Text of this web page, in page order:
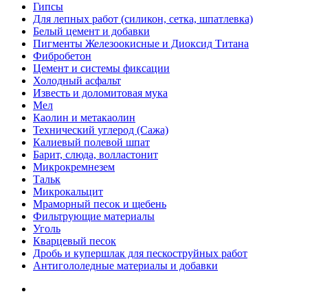
Гипсы
Для лепных работ (силикон, сетка, шпатлевка)
Белый цемент и добавки
Пигменты Железоокисные и Диоксид Титана
Фибробетон
Цемент и системы фиксации
Холодный асфальт
Известь и доломитовая мука
Мел
Каолин и метакаолин
Технический углерод (Сажа)
Калиевый полевой шпат
Барит, слюда, волластонит
Микрокремнезем
Тальк
Микрокальцит
Мраморный песок и щебень
Фильтрующие материалы
Уголь
Кварцевый песок
Дробь и купершлак для пескоструйных работ
Антигололедные материалы и добавки